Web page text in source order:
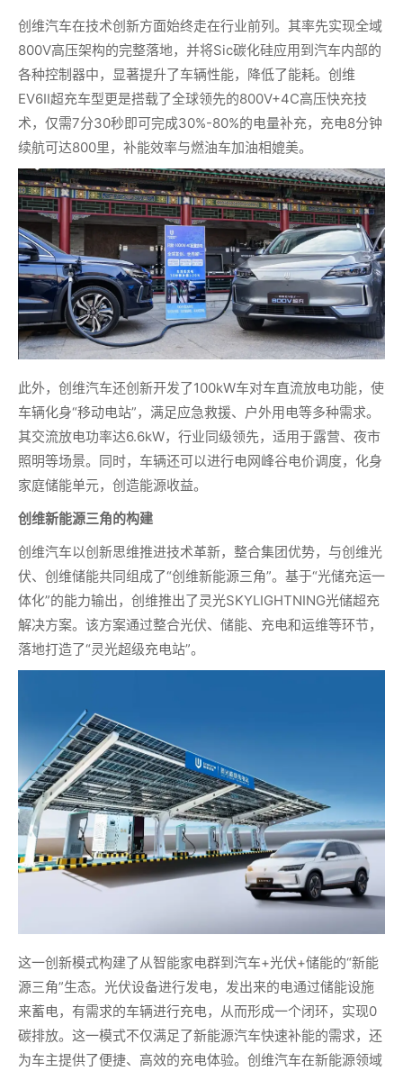
创维汽车在技术创新方面始终走在行业前列。其率先实现全域
800V高压架构的完整落地，并将Sic碳化硅应用到汽车内部的
各种控制器中，显著提升了车辆性能，降低了能耗。创维
EV6Ⅱ超充车型更是搭载了全球领先的800V+4C高压快充技
术，仅需7分30秒即可完成30%-80%的电量补充，充电8分钟
续航可达800里，补能效率与燃油车加油相媲美。
此外，创维汽车还创新开发了100kW车对车直流放电功能，使
车辆化身“移动电站”，满足应急救援、户外用电等多种需求。
其交流放电功率达6.6kW，行业同级领先，适用于露营、夜市
照明等场景。同时，车辆还可以进行电网峰谷电价调度，化身
家庭储能单元，创造能源收益。
创维新能源三角的构建
创维汽车以创新思维推进技术革新，整合集团优势，与创维光
伏、创维储能共同组成了“创维新能源三角”。基于“光储充运一
体化”的能力输出，创维推出了灵光SKYLIGHTNING光储超充
解决方案。该方案通过整合光伏、储能、充电和运维等环节，
落地打造了“灵光超级充电站”。
这一创新模式构建了从智能家电群到汽车+光伏+储能的“新能
源三角”生态。光伏设备进行发电，发出来的电通过储能设施
来蓄电，有需求的车辆进行充电，从而形成一个闭环，实现0
碳排放。这一模式不仅满足了新能源汽车快速补能的需求，还
为车主提供了便捷、高效的充电体验。创维汽车在新能源领域